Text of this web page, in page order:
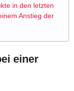
in den letzten
Anstieg der
einer